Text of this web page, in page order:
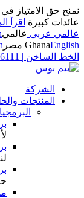
نمنح حق الامتياز
عائدات كبيرة اقرأ
عالمي عربى عالمي
GhanaEnglish مصر
الخط الساخن |
الشركة
المنتجات